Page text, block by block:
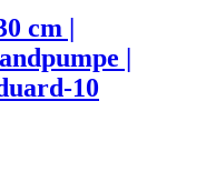
cm |
|
10